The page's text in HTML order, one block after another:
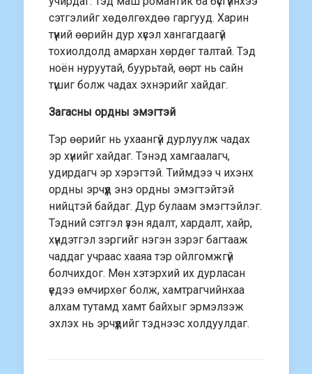
сэтгэлийг хөдөлгөхдөө гаргууд. Харин
түүний өөрийн дур хүсэл хангагдаагүй
тохиолдолд амархан хөрдөг талтай. Тэд
ноён нуруутай, буурьтай, өөрт нь сайн
түшиг болж чадах эхнэрийг хайдаг.
Загасны ордны эмэгтэй
Тэр өөрийг нь ухаангүй дурлуулж чадах
эр хүнийг хайдаг. Тэнэд хамгаалагч,
удирдагч эр хэрэгтэй. Тиймдээ ч ихэнх
ордны эрчүүд энэ ордны эмэгтэйтэй
нийцтэй байдаг. Дур булаам эмэгтэйлэг.
Тэдний сэтгэл үзэн ядалт, хардалт, хайр,
хүндэтгэл зэргийг нэгэн зэрэг багтааж
чаддаг учраас хааяа тэр ойлгомжгүй
болчихдог. Мөн хэтэрхий их дурласан
үедээ өмчирхөг болж, хамтрагчийнхаа
алхам тутамд хамт байхыг эрмэлзэж
эхлэх нь эрчүүдийг тэднээс холдуулдаг.